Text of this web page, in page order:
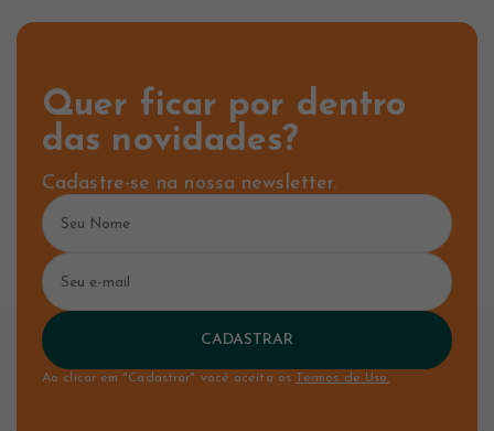
Quer ficar por dentro
das novidades?
Cadastre-se na nossa newsletter.
CADASTRAR
Ao clicar em "Cadastrar" você aceita os Termos de Uso.